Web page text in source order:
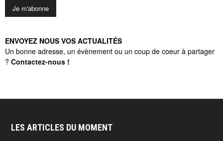
ENVOYEZ NOUS VOS ACTUALITÉS
Un bonne adresse, un évènement ou un coup de coeur à partager
? Contactez-nous !
LES ARTICLES DU MOMENT